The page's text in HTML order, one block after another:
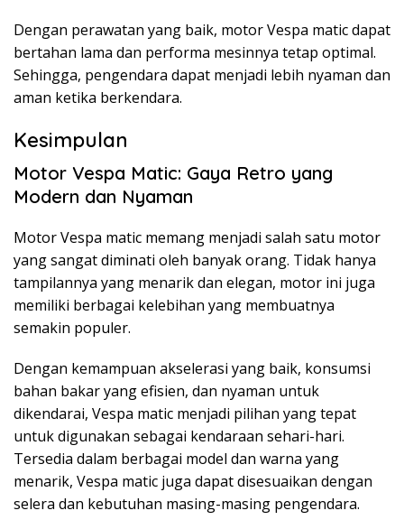
Dengan perawatan yang baik, motor Vespa matic dapat
bertahan lama dan performa mesinnya tetap optimal.
Sehingga, pengendara dapat menjadi lebih nyaman dan
aman ketika berkendara.
Kesimpulan
Motor Vespa Matic: Gaya Retro yang
Modern dan Nyaman
Motor Vespa matic memang menjadi salah satu motor
yang sangat diminati oleh banyak orang. Tidak hanya
tampilannya yang menarik dan elegan, motor ini juga
memiliki berbagai kelebihan yang membuatnya
semakin populer.
Dengan kemampuan akselerasi yang baik, konsumsi
bahan bakar yang efisien, dan nyaman untuk
dikendarai, Vespa matic menjadi pilihan yang tepat
untuk digunakan sebagai kendaraan sehari-hari.
Tersedia dalam berbagai model dan warna yang
menarik, Vespa matic juga dapat disesuaikan dengan
selera dan kebutuhan masing-masing pengendara.